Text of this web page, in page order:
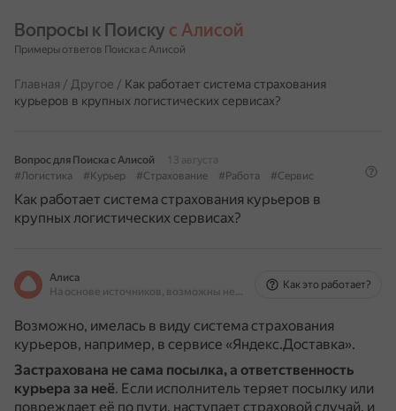
Вопросы к Поиску с Алисой
Примеры ответов Поиска с Алисой
Главная / Другое / Как работает система страхования
курьеров в крупных логистических сервисах?
Вопрос для Поиска с Алисой
13 августа
#Логистика
#Курьер #Страхование #Работа #Сервис
Как работает система страхования курьеров в
крупных логистических сервисах?
Алиса
На основе источников, возможны неточности
Как это работает?
Возможно, имелась в виду система страхования
курьеров, например, в сервисе «Яндекс.Доставка».
Застрахована не сама посылка, а ответственность
курьера за неё. Если исполнитель теряет посылку или
повреждает её по пути, наступает страховой случай, и